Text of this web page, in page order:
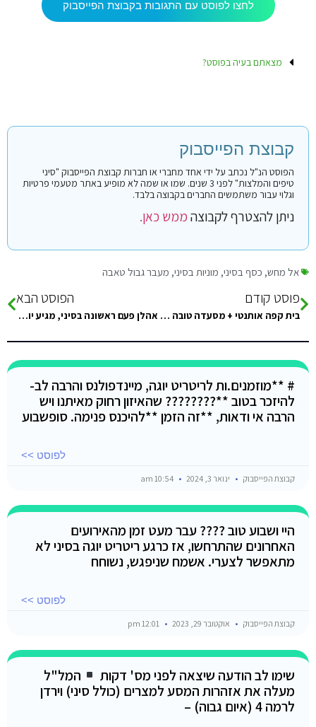
לחצו לפוסט עם התגובות בקבוצת הפייסבוק
מצאתם בעיה בפוסט?
קבוצת הפייסבוק
הפוסט הנ"ל נכתב על ידי אחד מחברי או חברות קבוצת הפייסבוק "סיני
טיפים והמלצות" לפני 3 שנים. שמו או שמה לא מופיע באתר מטעמי פרטיות
וגלוי עבור משתמשים החברים בקבוצה בלבד.
ניתן להצטרף לקבוצהממש כאן.
אל מחש, כסף בסיני, מוניות בסיני, מעבר גבול טאבה
פוסט קודם
בית קפה אותנטי + מסעדה טובה בנואיבה בבקשה!
הפוסט הבא
אהלן פעם ראשונה בסיני, מגיע יום אחרי המימונה. אמורים להיות הרבה תורים במעבר גבול? ובכללי באיזה שעה הכי טוב להגיע
# **מוזמנים.ות לריטריט יוגה, מיינדפולנס והרבה לב-
להיזכר בטוב **???????? שהאיזון רחוק מאיתנו ויש
הרבה אי ודאות, **זה הזמן **להיכנס פנימה. סופשבוע
לפוסט >>
קבוצת הפייסבוק ינואר 3, 2024
היי ושבוע טוב ???? עבר מעט זמן מהאירועים
האחרונים שהתרחשו, אז כרגע ריטריט יוגה בסיני לא
מתאפשר לצערי. אשמח שניפגש, נשוחח
לפוסט >>
קבוצת הפייסבוק אוקטובר 29, 2023
שימו לב הודעה שיצאה לפני מס' דקות
המל"ל
מעלה את אזהרות המסע למצרים (כולל סיני) וירדן
לרמה 4 (איום גבוה) –